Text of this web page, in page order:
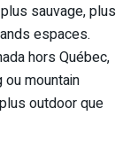
sauvage, plus
espaces.
hors Québec,
mountain
outdoor que